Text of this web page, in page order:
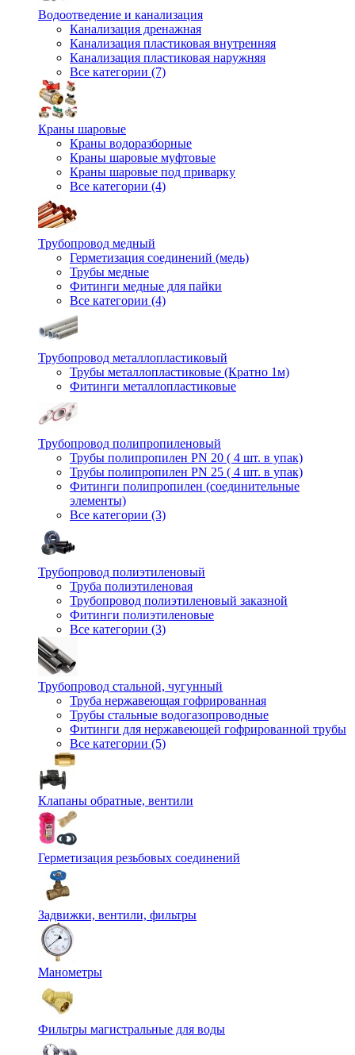
Водоотведение и канализация
Канализация дренажная
Канализация пластиковая внутренняя
Канализация пластиковая наружняя
Все категории (7)
Краны шаровые
Краны водоразборные
Краны шаровые муфтовые
Краны шаровые под приварку
Все категории (4)
Трубопровод медный
Герметизация соединений (медь)
Трубы медные
Фитинги медные для пайки
Все категории (4)
Трубопровод металлопластиковый
Трубы металлопластиковые (Кратно 1м)
Фитинги металлопластиковые
Трубопровод полипропиленовый
Трубы полипропилен PN 20 ( 4 шт. в упак)
Трубы полипропилен PN 25 ( 4 шт. в упак)
Фитинги полипропилен (cоединительные
элементы)
Все категории (3)
Трубопровод полиэтиленовый
Труба полиэтиленовая
Трубопровод полиэтиленовый заказной
Фитинги полиэтиленовые
Все категории (3)
Трубопровод стальной, чугунный
Труба нержавеющая гофрированная
Трубы стальные водогазопроводные
Фитинги для нержавеющей гофрированной трубы
Все категории (5)
Клапаны обратные, вентили
Герметизация резьбовых соединений
Задвижки, вентили, фильтры
Манометры
Фильтры магистральные для воды